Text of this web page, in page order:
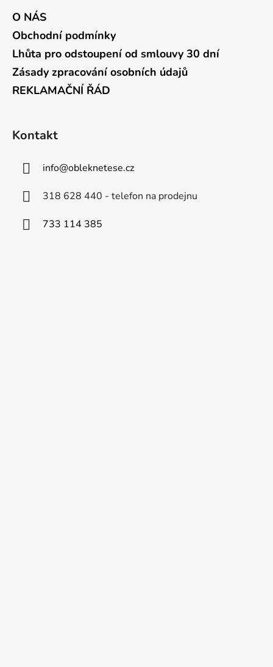
O NÁS
Obchodní podmínky
Lhůta pro odstoupení od smlouvy 30 dní
Zásady zpracování osobních údajů
REKLAMAČNÍ ŘÁD
Kontakt
info@obleknetese.cz
318 628 440 - telefon na prodejnu
733 114 385